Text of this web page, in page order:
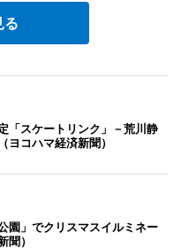
る
「スケートリンク」－荒川静
ヨコハマ経済新聞）
園」でクリスマスイルミネー
聞）